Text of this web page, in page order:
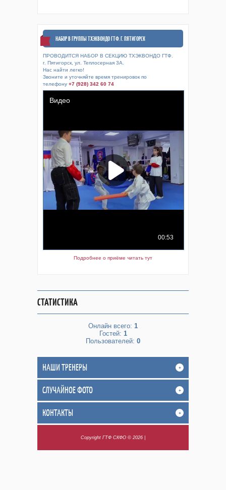
НАБОР В ГРУППЫ ТХЭКВОНДО ГТФ. Г. ПЯТИГОРСК
ПРОВОДИТСЯ НАБОР В СЕКЦИЮ ТХЭКВОНДО ГТФ.
г. Пятигорск, ул. Теплосерная 3А.
Нас найти легко!
Звоните и уточняйте время тренировок по
телефону +7 (928) 342 60 74
Подробнее о приёме читать тут
СТАТИСТИКА
Онлайн всего: 1
Гостей: 1
Пользователей: 0
НАШИ ТРЕНЕРЫ +
СЛУЧАЙНОЕ ФОТО +
КОНТАКТЫ +
Copyright ГТФ СКФО © 2026